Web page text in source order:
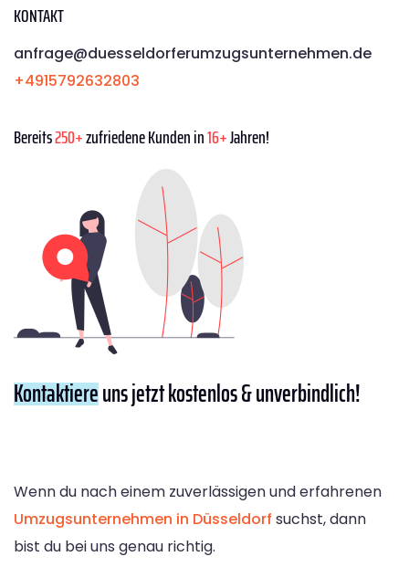
KONTAKT
anfrage@duesseldorferumzugsunternehmen.de
+4915792632803
Bereits250+zufriedene Kunden in16+Jahren!
Kontaktiereuns jetzt kostenlos & unverbindlich!
Wenn du nach einem zuverlässigen und erfahrenen
Umzugsunternehmen in Düsseldorf suchst, dann
bist du bei uns genau richtig.